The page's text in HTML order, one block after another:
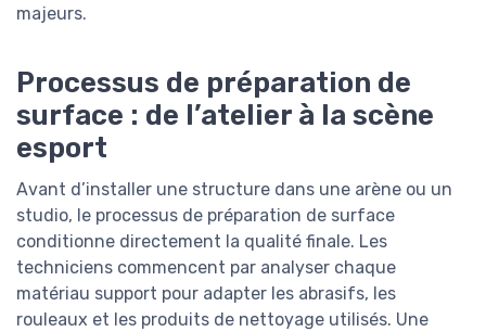
majeurs.
Processus de préparation de
surface : de l’atelier à la scène
esport
Avant d’installer une structure dans une arène ou un
studio, le processus de préparation de surface
conditionne directement la qualité finale. Les
techniciens commencent par analyser chaque
matériau support pour adapter les abrasifs, les
rouleaux et les produits de nettoyage utilisés. Une